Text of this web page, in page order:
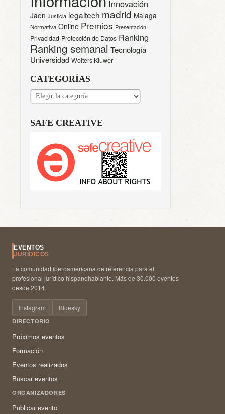
Innovación
Jaen Justicia legaltech madrid Malaga
Normativa Online Premios Presentación
Privacidad Protección de Datos Ranking
Ranking semanal Tecnología
Universidad Wolters Kluwer
CATEGORÍAS
CATEGORÍAS
SAFE CREATIVE
EVENTOS
JURÍDICOS
La comunidad iberoamericana de referencia para el
profesional jurídico hispanohablante. Más de 30.000 eventos
desde 2014.
Instagram Bluesky
DIRECTORIO
Próximos eventos
Formación
Eventos realizados
Buscar eventos
ORGANIZADORES
Publicar evento